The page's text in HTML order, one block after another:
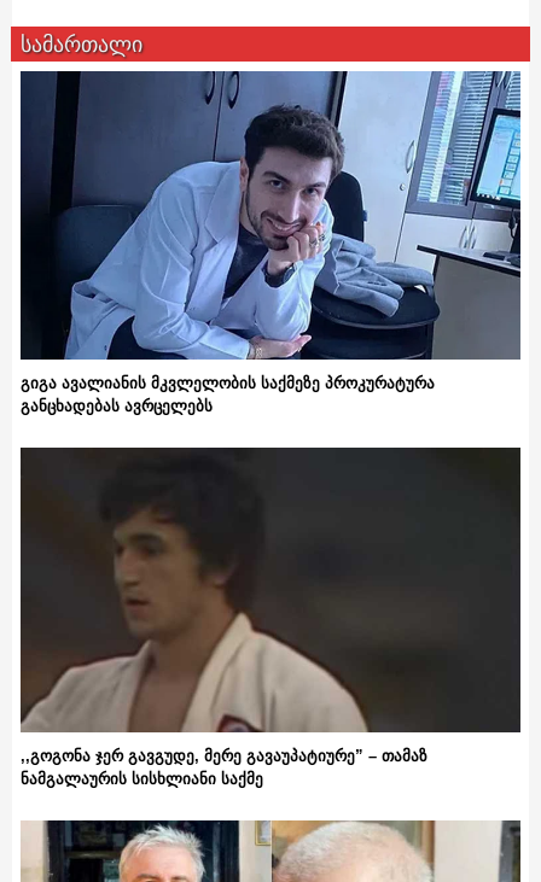
სამართალი
გიგა ავალიანის მკვლელობის საქმეზე პროკურატურა
განცხადებას ავრცელებს
,,გოგონა ჯერ გავგუდე, მერე გავაუპატიურე” – თამაზ
ნამგალაურის სისხლიანი საქმე